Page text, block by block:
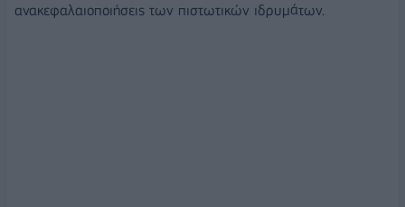
ανακεφαλαιοποιήσεις των πιστωτικών ιδρυμάτων.